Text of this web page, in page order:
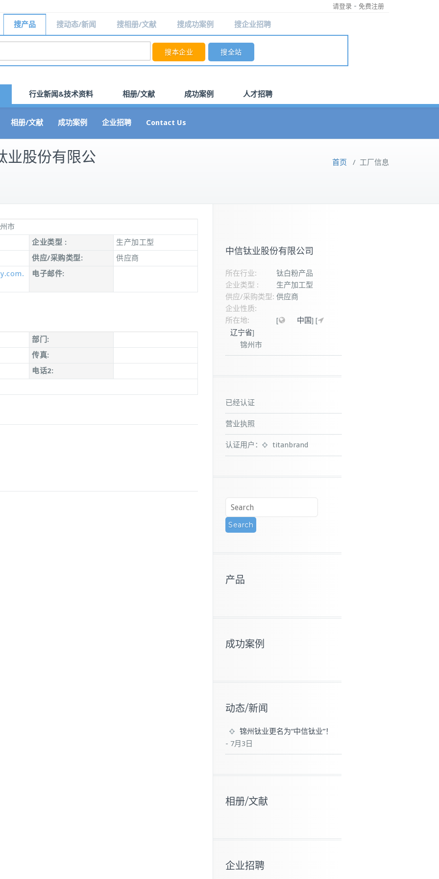
请登录 - 免费注册
搜产品 搜动态/新闻 搜相册/文献 搜成功案例 搜企业招聘
行业新闻&技术资料 相册/文献 成功案例 人才招聘
相册/文献 成功案例 企业招聘 Contact Us
业股份有限公 首页 / 工厂信息
市
企业类型 :
生产加工型
供应/采购类型:
供应商
电子邮件:
部门:
传真:
电话2:
中信钛业股份有限公司
所在行业:
钛白粉产品
企业类型 :
生产加工型
供应/采购类型: 供应商
企业性质:
所在地:
[ 中国] [
辽宁省]
锦州市
已经认证
营业执照
认证用户： titanbrand
产品
成功案例
动态/新闻
锦州钛业更名为“中信钛业”！
- 7月3日
相册/文献
企业招聘